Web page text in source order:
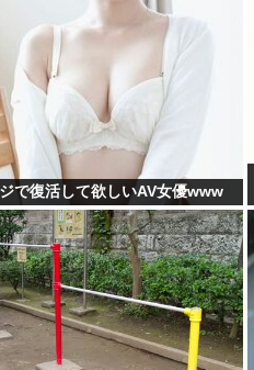
ジで復活して欲しいAV女優www